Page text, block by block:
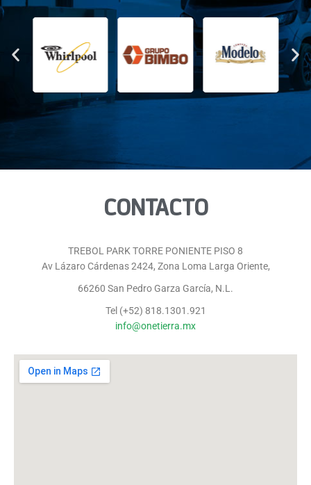
CONTACTO
TREBOL PARK TORRE PONIENTE PISO 8
Av Lázaro Cárdenas 2424, Zona Loma Larga Oriente,
66260 San Pedro Garza García, N.L.
Tel (+52) 818.1301.921
info@onetierra.mx